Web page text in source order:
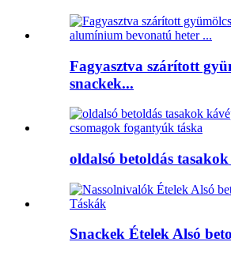
Fagyasztva szárított
snackek...
oldalsó betoldás
Snackek Ételek Alsó